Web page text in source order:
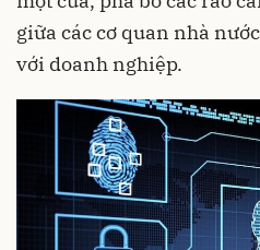
giữa các cơ quan nhà
với doanh nghiệp.